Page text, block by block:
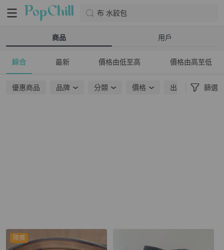
布 水餃包
商品 用戶
綜合 最新 價格由低至高 價格由高至低
優惠商品 品牌 分類 價格 出貨地點 篩選
降價